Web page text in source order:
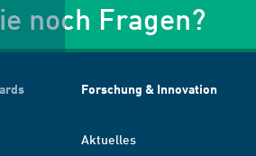
noch Fragen?
Forschung & Innovation
Aktuelles